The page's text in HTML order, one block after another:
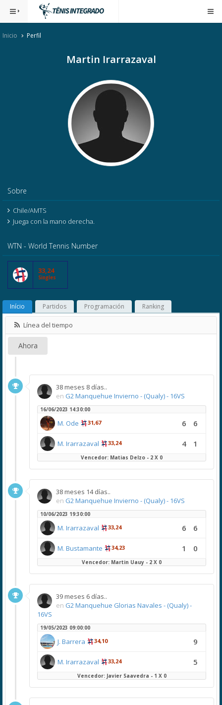
Inicio Perfil
Martin Irarrazaval
Sobre
Chile/AMTS
Juega con la mano derecha.
WTN - World Tennis Number
33,24
Singles
Início Partidos Programación Ranking
Línea del tiempo
Ahora
38 meses 8 días..
en G2 Manquehue Invierno - (Qualy) - 16VS
16/06/2023 14:30:00
M. Ode 31,67 6 6
M. Irarrazaval 33,24 4 1
Vencedor: Matias Delzo - 2 X 0
38 meses 14 días..
en G2 Manquehue Invierno - (Qualy) - 16VS
10/06/2023 19:30:00
M. Irarrazaval 33,24 6 6
M. Bustamante 34,23 1 0
Vencedor: Martin Uauy - 2 X 0
39 meses 6 días..
en G2 Manquehue Glorias Navales - (Qualy) -
16VS
19/05/2023 09:00:00
J. Barrera 34,10 9
M. Irarrazaval 33,24 5
Vencedor: Javier Saavedra - 1 X 0